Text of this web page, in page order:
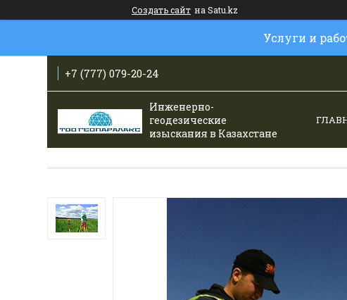
Создать сайт на Satu.kz
Услуги и
+7 (777) 079-20-24
Инженерно-
геодезические
изыскания в Казахстане